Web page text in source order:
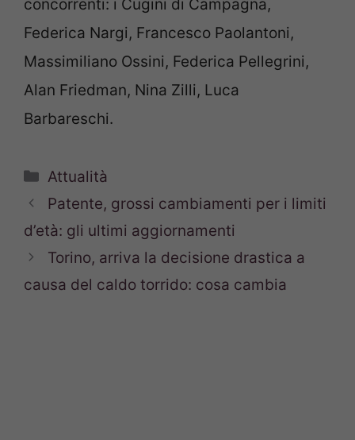
concorrenti: i Cugini di Campagna,
Federica Nargi, Francesco Paolantoni,
Massimiliano Ossini, Federica Pellegrini,
Alan Friedman, Nina Zilli, Luca
Barbareschi.
Categorie
Attualità
Patente, grossi cambiamenti per i limiti
d’età: gli ultimi aggiornamenti
Torino, arriva la decisione drastica a
causa del caldo torrido: cosa cambia